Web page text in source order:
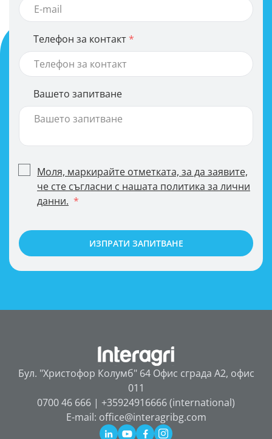
Телефон за контакт
Вашето запитване
Моля, маркирайте отметката, за да заявите,
че сте съгласни с нашата политика за лични
данни.
ИЗПРАТИ ЗАПИТВАНЕ
Бул. "Христофор Колумб" 64 Офис сграда А2, офис
011
0700 46 666 | +35924916666 (international)
E-mail: office@interagribg.com